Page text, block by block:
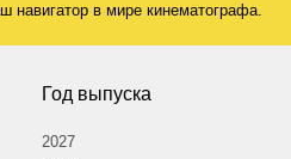
в мире кинематографа.
Год выпуска
2027